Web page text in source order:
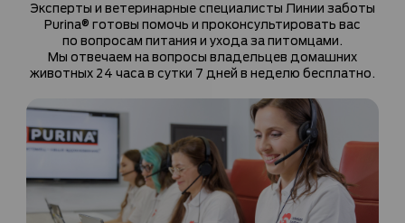
Эксперты и ветеринарные специалисты Линии заботы
Purina® готовы помочь и проконсультировать вас
по вопросам питания и ухода за питомцами.
Мы отвечаем на вопросы владельцев домашних
животных 24 часа в сутки 7 дней в неделю бесплатно.